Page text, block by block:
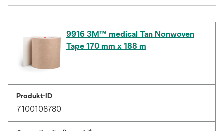
9916 3M™ medical Tan Nonwoven
Tape 170 mm x 188 m
Produkt-ID
7100108780